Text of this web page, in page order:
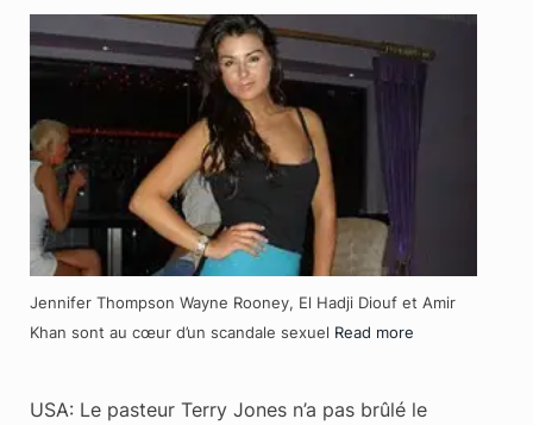
Jennifer Thompson Wayne Rooney, El Hadji Diouf et Amir
Khan sont au cœur d’un scandale sexuel Read more
USA: Le pasteur Terry Jones n’a pas brûlé le